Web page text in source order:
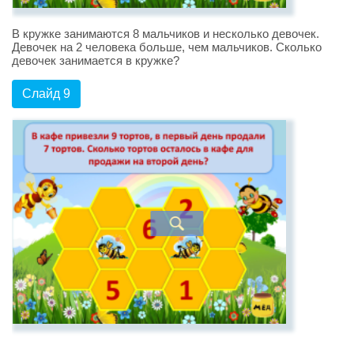
В кружке занимаются 8 мальчиков и несколько девочек.
Девочек на 2 человека больше, чем мальчиков. Сколько
девочек занимается в кружке?
Слайд 9